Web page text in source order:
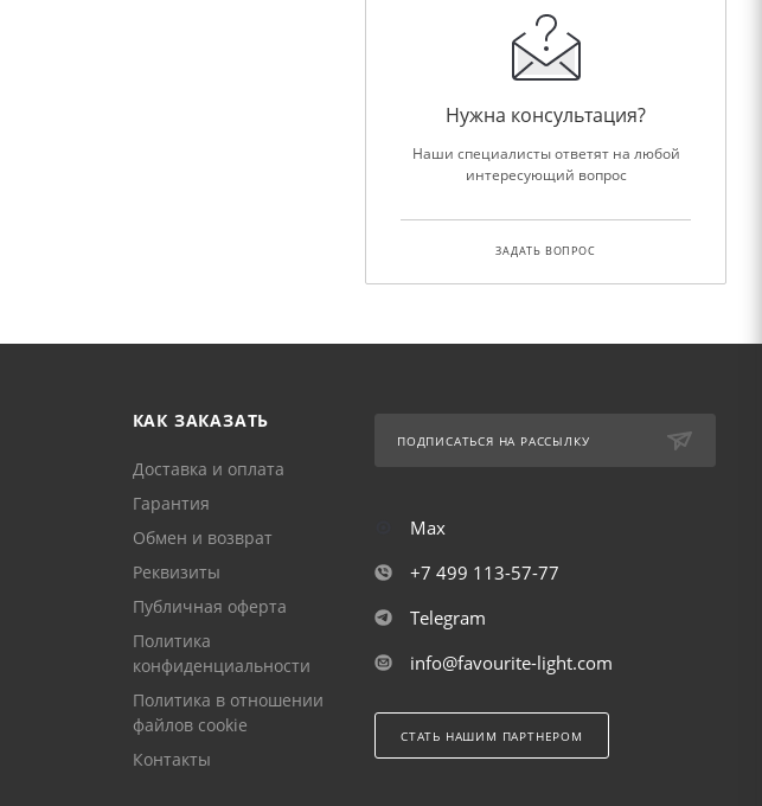
Нужна консультация?
Наши специалисты ответят на любой
интересующий вопрос
ЗАДАТЬ ВОПРОС
КАК ЗАКАЗАТЬ
Доставка и оплата
Гарантия
Обмен и возврат
Реквизиты
Публичная оферта
Политика
конфиденциальности
Политика в отношении
файлов cookie
Контакты
ПОДПИСАТЬСЯ НА РАССЫЛКУ
Max
+7 499 113-57-77
Telegram
info@favourite-light.com
СТАТЬ НАШИМ ПАРТНЕРОМ